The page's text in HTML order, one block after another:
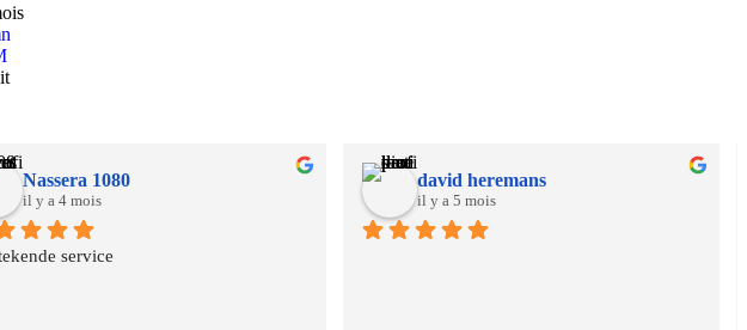
Nassera 1080
il y a 4 mois
service
david heremans
il y a 5 mois